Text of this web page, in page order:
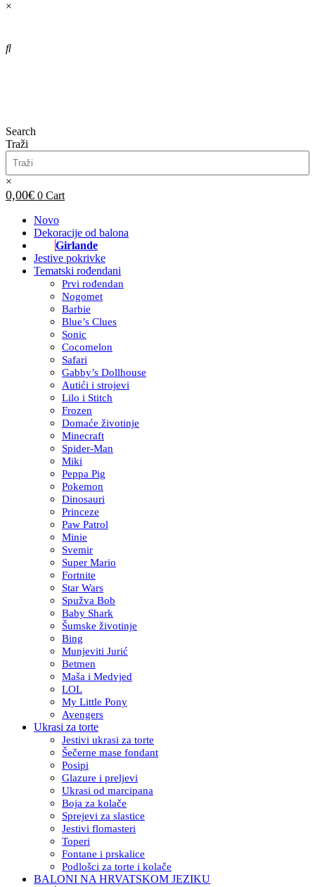
×
Search
Traži
×
0,00€ 0 Cart
Novo
Dekoracije od balona
Girlande
Jestive pokrivke
Tematski rođendani
Prvi rođendan
Nogomet
Barbie
Blue’s Clues
Sonic
Cocomelon
Safari
Gabby’s Dollhouse
Autići i strojevi
Lilo i Stitch
Frozen
Domaće životinje
Minecraft
Spider-Man
Miki
Peppa Pig
Pokemon
Dinosauri
Princeze
Paw Patrol
Minie
Svemir
Super Mario
Fortnite
Star Wars
Spužva Bob
Baby Shark
Šumske životinje
Bing
Munjeviti Jurić
Betmen
Maša i Medvjed
LOL
My Little Pony
Avengers
Ukrasi za torte
Jestivi ukrasi za torte
Šečerne mase fondant
Posipi
Glazure i preljevi
Ukrasi od marcipana
Boja za kolače
Sprejevi za slastice
Jestivi flomasteri
Toperi
Fontane i prskalice
Podlošci za torte i kolače
BALONI NA HRVATSKOM JEZIKU